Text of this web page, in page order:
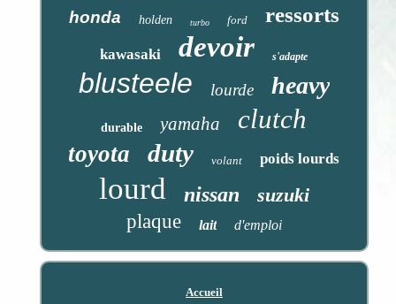
honda holden turbo ford ressorts
kawasaki devoir s'adapte
blusteele lourde heavy
durable yamaha clutch
toyota duty volant poids lourds
lourd nissan
suzuki
plaque
lait d'emploi
Accueil